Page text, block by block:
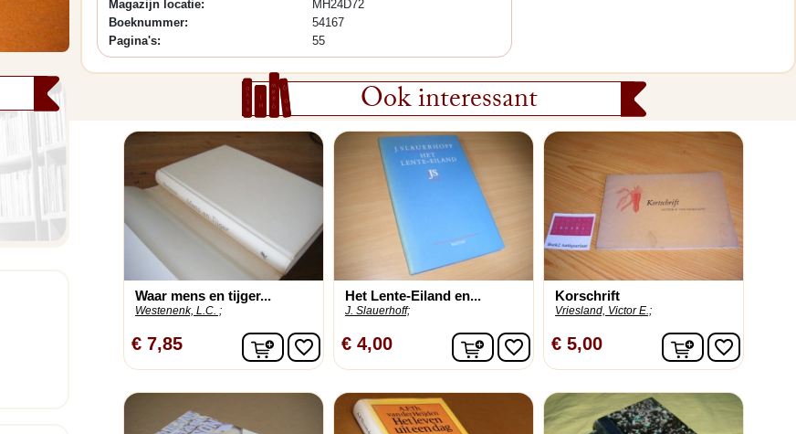
Magazijn locatie:
MH24D72
Boeknummer:
54167
Pagina's:
55
Ook interessant
Waar mens en tijger...
Westenenk, L.C. ;
€ 7,85 In winkelwagen
favorite_border
Het Lente-Eiland en...
J. Slauerhoff;
€ 4,00 In winkelwagen
favorite_border
Korschrift
Vriesland, Victor E.;
€ 5,00 Infavorite_border